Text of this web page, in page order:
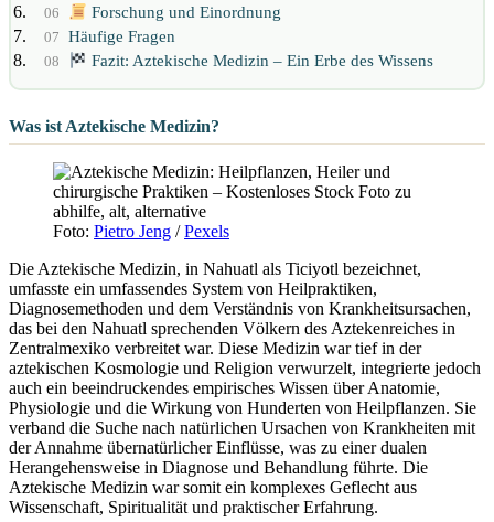
06 Forschung und Einordnung
07 Häufige Fragen
08 Fazit: Aztekische Medizin – Ein Erbe des Wissens
Was ist Aztekische Medizin?
Foto: Pietro Jeng /Pexels
Die Aztekische Medizin, in Nahuatl als Ticiyotl bezeichnet,
umfasste ein umfassendes System von Heilpraktiken,
Diagnosemethoden und dem Verständnis von Krankheitsursachen,
das bei den Nahuatl sprechenden Völkern des Aztekenreiches in
Zentralmexiko verbreitet war. Diese Medizin war tief in der
aztekischen Kosmologie und Religion verwurzelt, integrierte jedoch
auch ein beeindruckendes empirisches Wissen über Anatomie,
Physiologie und die Wirkung von Hunderten von Heilpflanzen. Sie
verband die Suche nach natürlichen Ursachen von Krankheiten mit
der Annahme übernatürlicher Einflüsse, was zu einer dualen
Herangehensweise in Diagnose und Behandlung führte. Die
Aztekische Medizin war somit ein komplexes Geflecht aus
Wissenschaft, Spiritualität und praktischer Erfahrung.